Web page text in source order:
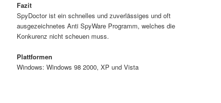
Fazit
SpyDoctor ist ein schnelles und zuverlässiges und oft
ausgezeichnetes Anti SpyWare Programm, welches die
Konkurenz nicht scheuen muss.
Plattformen
Windows: Windows 98 2000, XP und Vista